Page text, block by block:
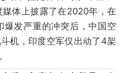
体上披露了在2020年，在
爆发严重的冲突后，中国空
机，印度空军仅出动了4架